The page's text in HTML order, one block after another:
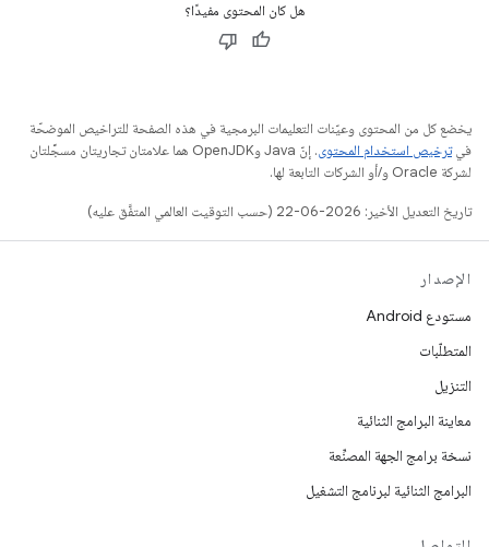
هل كان المحتوى مفيدًا؟
يخضع كل من المحتوى وعيّنات التعليمات البرمجية في هذه الصفحة للتراخيص الموضحّة
فيترخيص استخدام المحتوى
. إنّ Java وOpenJDK هما علامتان تجاريتان مسجَّلتان
لشركة Oracle و/أو الشركات التابعة لها.
تاريخ التعديل الأخير: 2026-06-22 (حسب التوقيت العالمي المتفَّق عليه)
الإصدار
مستودع Android
المتطلّبات
التنزيل
معاينة البرامج الثنائية
نسخة برامج الجهة المصنِّعة
البرامج الثنائية لبرنامج التشغيل